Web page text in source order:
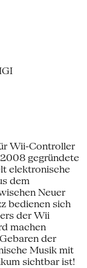
Wii-Controller
gegründete
elektronische
dem
Neuer
bedienen sich
der Wii
machen
der
Musik mit
sichtbar ist!